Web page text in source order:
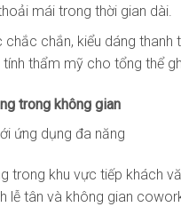
mái trong thời gian dài.
chắc chắn, kiểu dáng thanh
thẩm mỹ cho tổng thể
trong không gian
ứng dụng đa năng
trong khu vực tiếp khách
lễ tân và không gian